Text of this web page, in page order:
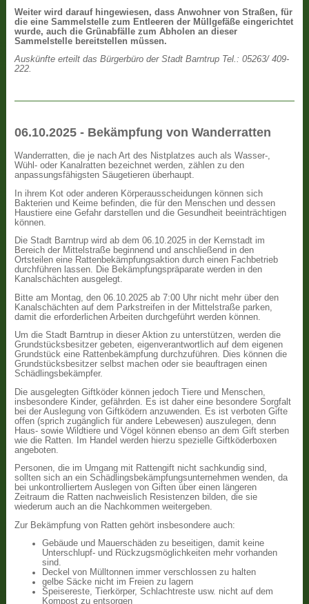
Weiter wird darauf hingewiesen, dass Anwohner von Straßen, für
die eine Sammelstelle zum Entleeren der Müllgefäße eingerichtet
wurde, auch die Grünabfälle zum Abholen an dieser
Sammelstelle bereitstellen müssen.
Auskünfte erteilt das Bürgerbüro der Stadt Barntrup Tel.: 05263/ 409-
222.
06.10.2025 - Bekämpfung von Wanderratten
Wanderratten, die je nach Art des Nistplatzes auch als Wasser-,
Wühl- oder Kanalratten bezeichnet werden, zählen zu den
anpassungsfähigsten Säugetieren überhaupt.
In ihrem Kot oder anderen Körperausscheidungen können sich
Bakterien und Keime befinden, die für den Menschen und dessen
Haustiere eine Gefahr darstellen und die Gesundheit beeinträchtigen
können.
Die Stadt Barntrup wird ab dem 06.10.2025 in der Kernstadt im
Bereich der Mittelstraße beginnend und anschließend in den
Ortsteilen eine Rattenbekämpfungsaktion durch einen Fachbetrieb
durchführen lassen. Die Bekämpfungspräparate werden in den
Kanalschächten ausgelegt.
Bitte am Montag, den 06.10.2025 ab 7:00 Uhr nicht mehr über den
Kanalschächten auf dem Parkstreifen in der Mittelstraße parken,
damit die erforderlichen Arbeiten durchgeführt werden können.
Um die Stadt Barntrup in dieser Aktion zu unterstützen, werden die
Grundstücksbesitzer gebeten, eigenverantwortlich auf dem eigenen
Grundstück eine Rattenbekämpfung durchzuführen. Dies können die
Grundstücksbesitzer selbst machen oder sie beauftragen einen
Schädlingsbekämpfer.
Die ausgelegten Giftköder können jedoch Tiere und Menschen,
insbesondere Kinder, gefährden. Es ist daher eine besondere Sorgfalt
bei der Auslegung von Giftködern anzuwenden. Es ist verboten Gifte
offen (sprich zugänglich für andere Lebewesen) auszulegen, denn
Haus- sowie Wildtiere und Vögel können ebenso an dem Gift sterben
wie die Ratten. Im Handel werden hierzu spezielle Giftköderboxen
angeboten.
Personen, die im Umgang mit Rattengift nicht sachkundig sind,
sollten sich an ein Schädlingsbekämpfungsunternehmen wenden, da
bei unkontrolliertem Auslegen von Giften über einen längeren
Zeitraum die Ratten nachweislich Resistenzen bilden, die sie
wiederum auch an die Nachkommen weitergeben.
Zur Bekämpfung von Ratten gehört insbesondere auch:
Gebäude und Mauerschäden zu beseitigen, damit keine
Unterschlupf- und Rückzugsmöglichkeiten mehr vorhanden
sind.
Deckel von Mülltonnen immer verschlossen zu halten
gelbe Säcke nicht im Freien zu lagern
Speisereste, Tierkörper, Schlachtreste usw. nicht auf dem
Kompost zu entsorgen